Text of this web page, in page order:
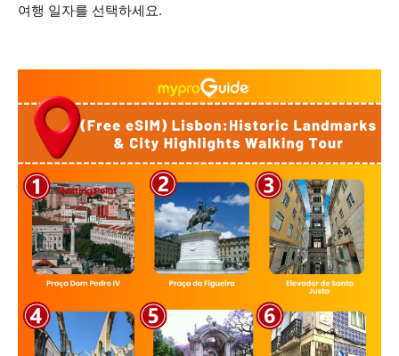
여행 일자를 선택하세요.